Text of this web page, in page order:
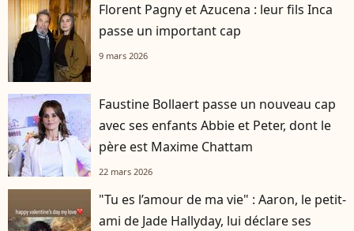
Florent Pagny et Azucena : leur fils Inca
passe un important cap
9 mars 2026
Faustine Bollaert passe un nouveau cap
avec ses enfants Abbie et Peter, dont le
père est Maxime Chattam
22 mars 2026
"Tu es l’amour de ma vie" : Aaron, le petit-
ami de Jade Hallyday, lui déclare ses